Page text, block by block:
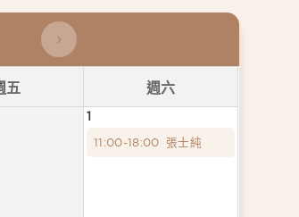
五 週六
1
11:00-18:00 張士純